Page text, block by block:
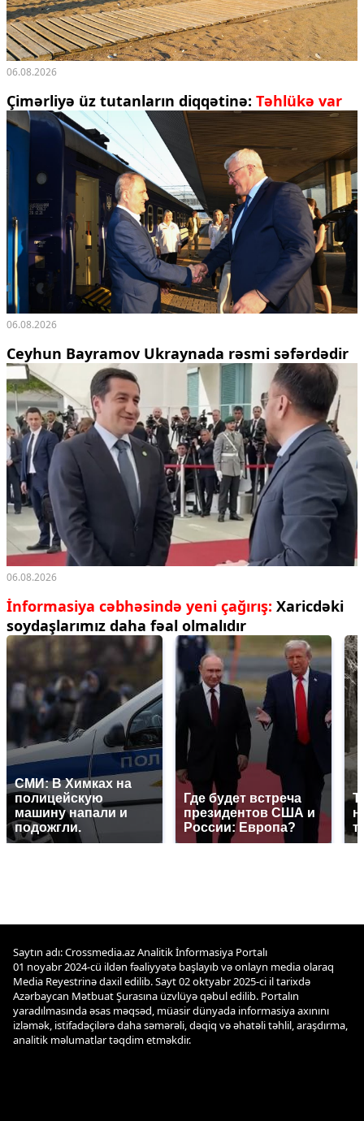
06.08.2026
Çimərliyə üz tutanların diqqətinə: Təhlükə var
06.08.2026
Ceyhun Bayramov Ukraynada rəsmi səfərdədir
06.08.2026
İnformasiya cəbhəsində yeni çağırış: Xaricdəki
soydaşlarımız daha fəal olmalıdır
СМИ: В Химках на
полицейскую
машину напали и
подожгли.
Где будет встреча
президентов США и
России: Европа?
Saytın adı: Crossmedia.az Analitik İnformasiya Portalı
01 noyabr 2024-cü ildən fəaliyyətə başlayıb və onlayn media olaraq
Media Reyestrinə daxil edilib. Sayt 02 oktyabr 2025-ci il tarixdə
Azərbaycan Mətbuat Şurasına üzvlüyə qəbul edilib. Portalın
yaradılmasında əsas məqsəd, müasir dünyada informasiya axınını
izləmək, istifadəçilərə daha səmərəli, dəqiq və əhatəli təhlil, araşdırma,
analitik məlumatlar təqdim etməkdir.